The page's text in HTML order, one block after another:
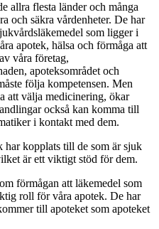
allra flesta länder och många
och säkra vårdenheter. De har
som ligger i
apotek, hälsa och förmåga att
våra företag,
apoteksområdet och
följa kompetensen. Men
att välja medicinering, ökar
också kan komma till
i kontakt med dem.
kopplats till de som är sjuk
är ett viktigt stöd för dem.
förmågan att läkemedel som
roll för våra apotek. De har
till apoteket som apoteket